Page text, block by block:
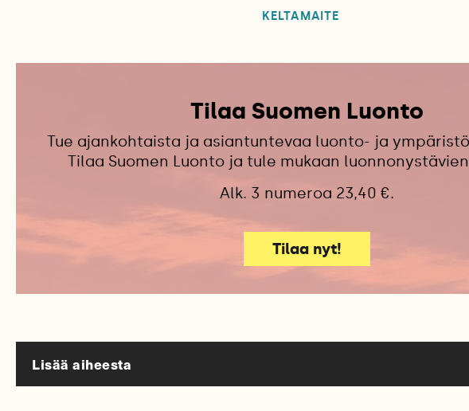
KELTAMAITE
Tilaa Suomen Luonto
Tue ajankohtaista ja asiantuntevaa luonto- ja
Tilaa Suomen Luonto ja tule mukaan
Alk. 3 numeroa 23,40 €.
Tilaa nyt!
Lisää aiheesta